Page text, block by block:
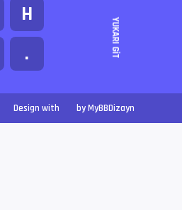
H
. YUKARI GIT
Design with by MyBBDizayn